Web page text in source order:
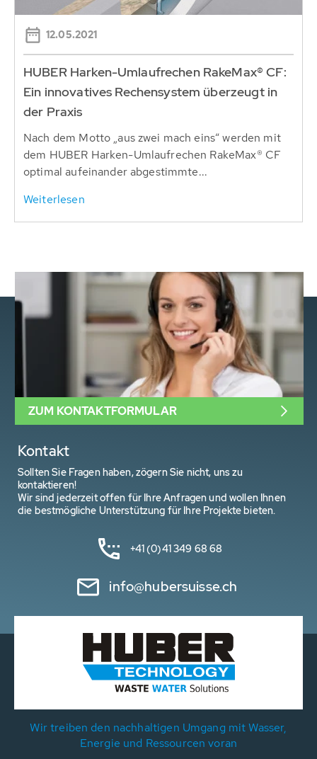
12.05.2021
HUBER Harken-Umlaufrechen RakeMax® CF:
Ein innovatives Rechensystem überzeugt in
der Praxis
Nach dem Motto „aus zwei mach eins“ werden mit
dem HUBER Harken-Umlaufrechen RakeMax® CF
optimal aufeinander abgestimmte...
Weiterlesen
Kontakt
Sollten Sie Fragen haben, zögern Sie nicht, uns zu
kontaktieren!
Wir sind jederzeit offen für Ihre Anfragen und wollen Ihnen
die bestmögliche Unterstützung für Ihre Projekte bieten.
+41 (0)41 349 68 68
info@hubersuisse.ch
ZUM KONTAKTFORMULAR
Wir treiben den nachhaltigen Umgang mit Wasser,
Energie und Ressourcen voran